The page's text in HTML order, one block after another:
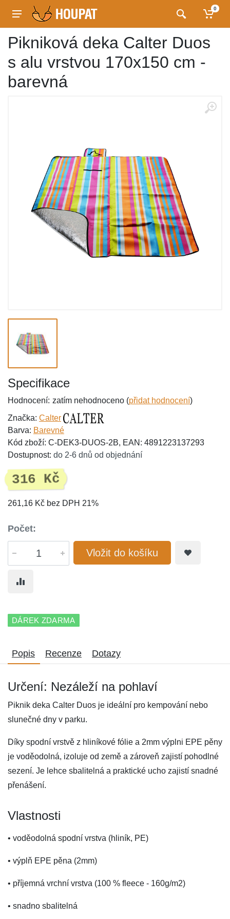
0
Pikniková deka Calter Duos
s alu vrstvou 170x150 cm -
barevná
Specifikace
Hodnocení: zatím nehodnoceno (přidat hodnocení)
Značka: Calter
Barva: Barevné
Kód zboží: C-DEK3-DUOS-2B, EAN: 4891223137293
Dostupnost: do 2-6 dnů od objednání
316 Kč
261,16 Kč bez DPH 21%
Počet:
Vložit do košíku
DÁREK ZDARMA
Popis Recenze Dotazy
Určení: Nezáleží na pohlaví
Piknik deka Calter Duos je ideální pro kempování nebo
slunečné dny v parku.
Díky spodní vrstvě z hliníkové fólie a 2mm výplni EPE pěny
je voděodolná, izoluje od země a zároveň zajistí pohodlné
sezení. Je lehce sbalitelná a praktické ucho zajistí snadné
přenášení.
Vlastnosti
• voděodolná spodní vrstva (hliník, PE)
• výplň EPE pěna (2mm)
• příjemná vrchní vrstva (100 % fleece - 160g/m2)
• snadno sbalitelná